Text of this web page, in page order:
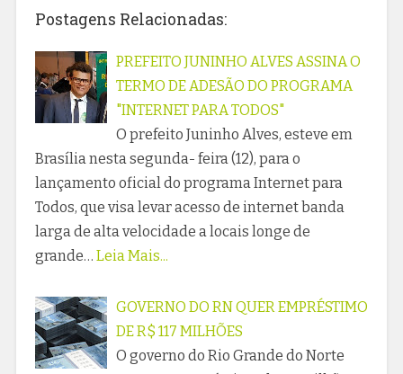
Postagens Relacionadas:
PREFEITO JUNINHO ALVES ASSINA O
TERMO DE ADESÃO DO PROGRAMA
"INTERNET PARA TODOS"
O prefeito Juninho Alves, esteve em
Brasília nesta segunda- feira (12), para o
lançamento oficial do programa Internet para
Todos, que visa levar acesso de internet banda
larga de alta velocidade a locais longe de
grande… Leia Mais...
GOVERNO DO RN QUER EMPRÉSTIMO
DE R$ 117 MILHÕES
O governo do Rio Grande do Norte